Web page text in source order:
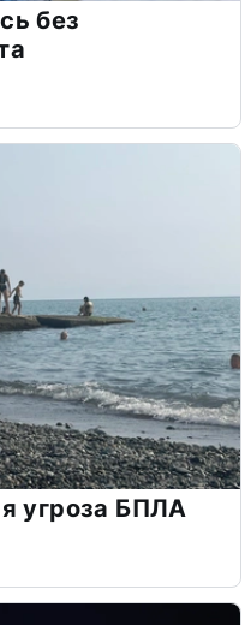
без
угроза БПЛА